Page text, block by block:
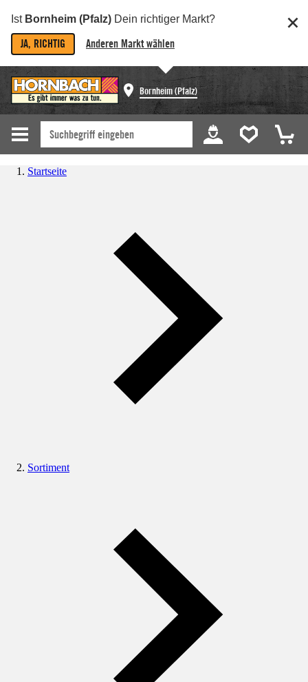
Ist Bornheim (Pfalz) Dein richtiger Markt?
JA, RICHTIG Anderen Markt wählen
Bornheim (Pfalz)
Startseite
Sortiment